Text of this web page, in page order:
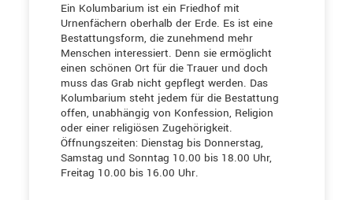
Ein Kolumbarium ist ein Friedhof mit
Urnenfächern oberhalb der Erde. Es ist eine
Bestattungsform, die zunehmend mehr
Menschen interessiert. Denn sie ermöglicht
einen schönen Ort für die Trauer und doch
muss das Grab nicht gepflegt werden. Das
Kolumbarium steht jedem für die Bestattung
offen, unabhängig von Konfession, Religion
oder einer religiösen Zugehörigkeit.
Öffnungszeiten: Dienstag bis Donnerstag,
Samstag und Sonntag 10.00 bis 18.00 Uhr,
Freitag 10.00 bis 16.00 Uhr.